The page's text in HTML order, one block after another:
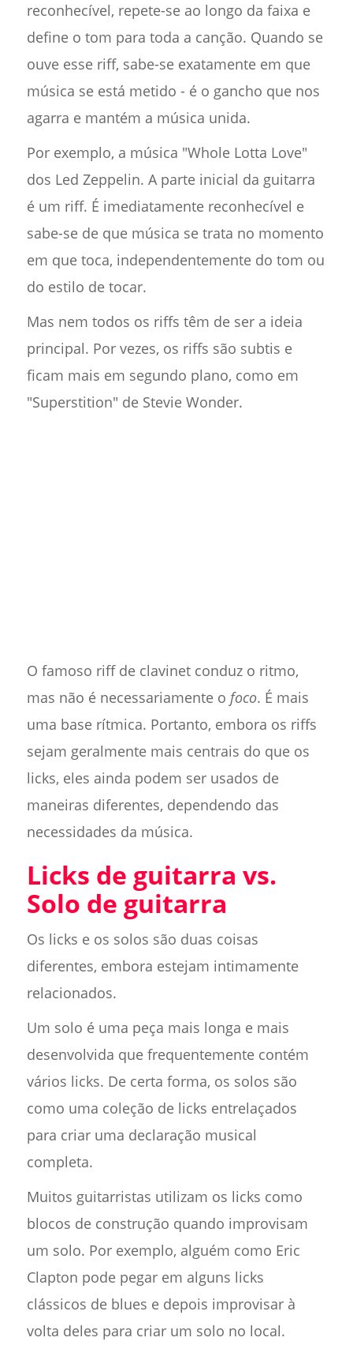
reconhecível, repete-se ao longo da faixa e
define o tom para toda a canção. Quando se
ouve esse riff, sabe-se exatamente em que
música se está metido - é o gancho que nos
agarra e mantém a música unida.
Por exemplo, a música "Whole Lotta Love"
dos Led Zeppelin. A parte inicial da guitarra
é um riff. É imediatamente reconhecível e
sabe-se de que música se trata no momento
em que toca, independentemente do tom ou
do estilo de tocar.
Mas nem todos os riffs têm de ser a ideia
principal. Por vezes, os riffs são subtis e
ficam mais em segundo plano, como em
"Superstition" de Stevie Wonder.
O famoso riff de clavinet conduz o ritmo,
mas não é necessariamente o foco. É mais
uma base rítmica. Portanto, embora os riffs
sejam geralmente mais centrais do que os
licks, eles ainda podem ser usados de
maneiras diferentes, dependendo das
necessidades da música.
Licks de guitarra vs.
Solo de guitarra
Os licks e os solos são duas coisas
diferentes, embora estejam intimamente
relacionados.
Um solo é uma peça mais longa e mais
desenvolvida que frequentemente contém
vários licks. De certa forma, os solos são
como uma coleção de licks entrelaçados
para criar uma declaração musical
completa.
Muitos guitarristas utilizam os licks como
blocos de construção quando improvisam
um solo. Por exemplo, alguém como Eric
Clapton pode pegar em alguns licks
clássicos de blues e depois improvisar à
volta deles para criar um solo no local.